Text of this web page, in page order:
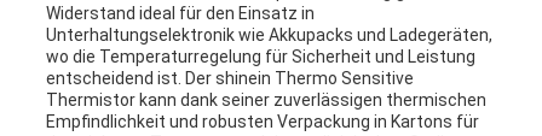
Widerstand ideal für den Einsatz in
Unterhaltungselektronik wie Akkupacks und Ladegeräten,
wo die Temperaturregelung für Sicherheit und Leistung
entscheidend ist. Der shinein Thermo Sensitive
Thermistor kann dank seiner zuverlässigen thermischen
Empfindlichkeit und robusten Verpackung in Kartons für